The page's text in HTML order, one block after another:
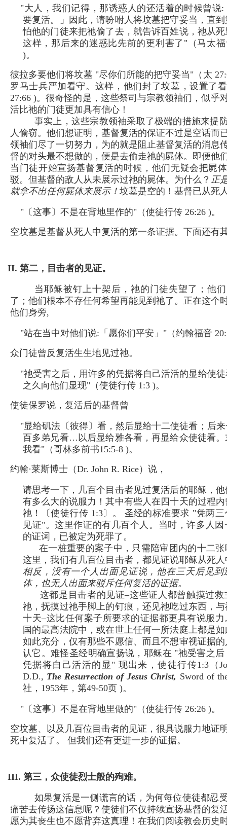
"大人，我们记得，那诱惑人的还活着的时候曾说:
要复活。」因此，请吩咐人将坟墓把守妥当，直
怕他的门徒来把祂偷了去，就告诉百姓说，祂从
这样，那后来的迷惑比先前的更利害了"（马太福
)。
彼拉多要他们将坟墓 "尽你们所能的把守妥当"（太
罗马士兵严加看守。这样，他们封了坟墓，设置了
27:66 )。很奇怪的是，这些祭司与宗教领袖们，似乎
活比祂的门徒更加具有信心！
事实上，这些宗教领袖采取了极端的措施来提
人偷窃。他们想证明，基督复活的保证不过是空话而
领袖们尽了一切努力，为的就是阻止基督复活的消息
督的对头最不想做的，便是去偷走祂的屍体。即便他
当门徒开始宣扬基督复活的时候，他们无疑会把屍
驳。但基督的敌人从未展示过祂的屍体。为什么？ 正
就拿不出任何屍体来展示！ 坟墓是空的！基督已从死
"〔这事〕不是在背地里作的"（使徒行传 26:26 )。
空坟墓是基督从死人中复活的第一条证据。下面还有
II. 第二，目击者的见证。
当耶稣被钉上十架后，祂的门徒失望了；他
了；他们根本不存任何希望再能见到祂了。正在这个
他们身旁,
"站在当中对他们说:「愿你们平安」"（约翰福音
众门徒曾反复活生生地见过祂。
"祂受害之后，用许多的凭据将自己活活的显给使
之久向他们显现"（使徒行传 1:3 )。
使徒保罗说，复活后的基督曾
"显给矶法〔彼得〕看，然后显给十二使徒看；后
百多弟兄看…以后显给雅各看，再显给众使徒看
我看"（哥林多前书15:5-8 )。
约翰·莱斯博士（Dr. John R. Rice）说，
请思考一下，几百个目击者见过复活后的耶稣，
有多么大的说服力！其中有些人在四十天的过程
祂！〔使徒行传 1:3〕。 圣经的标准要求 "凭两
见证"。这里作证的有几百个人。当时，许多人因
的证词，已被定为死罪了。
在一桩重要的案子中，只需陪审团内的十二张
这里，我们有几百位目击者，都见证说耶稣从死
相反，没有一个人出面见证说，他在三天后见到
体，也无人出面来驳斥任何复活的证据。
这都是目击者的见证–这些证人都曾触摸过救
祂，抚摸过祂手脚上的钉痕，还见祂吃过东西，
十天–这比任何案子所要求的证据都更具有说服
国的最高法院中，或在世上任何一所法庭上都是
如此充分，仅有那些不愿信、而且不想审视证据
认它。难怪圣经明确宣扬说，耶稣在 "祂受害之
凭据将自己活活的显" 现出来，使徒行传1:3（
D.D., The Resurrection of Jesus Christ, Sword of
社，1953年，第49-50页 )。
"〔这事〕不是在背地里做的"（使徒行传 26:26 )。
空坟墓、以及几百位目击者的见证，很具说服力地证
死中复活了。 但我们还有更进一步的证据。
III. 第三，众使徒烈士般的殉难。
如果复活是一侧谎言的话，为何每位使徒都忍
痛苦去传扬这信息呢？使徒们不仅持续宣扬基督的复
愿为其丧生也不愿背弃这真理！在我们阅读教会历史